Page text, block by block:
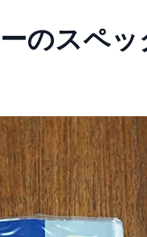
のスペッ